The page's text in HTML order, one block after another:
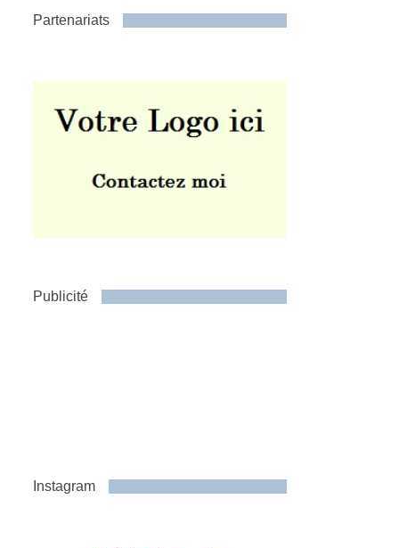
Partenariats
Publicité
Instagram